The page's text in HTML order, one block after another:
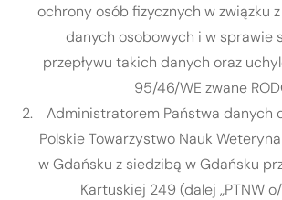
ochrony osób fizycznych w związku
danych osobowych i w sprawie
przepływu takich danych oraz
95/46/WE zwane
Administratorem Państwa danych
Polskie Towarzystwo Nauk
w Gdańsku z siedzibą w
Kartuskiej 249 (dalej „PTNW